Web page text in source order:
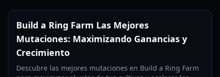
Build a Ring Farm Las Mejores
Mutaciones: Maximizando Ganancias y
Crecimiento
Descubre las mejores mutaciones en Build a Ring Farm